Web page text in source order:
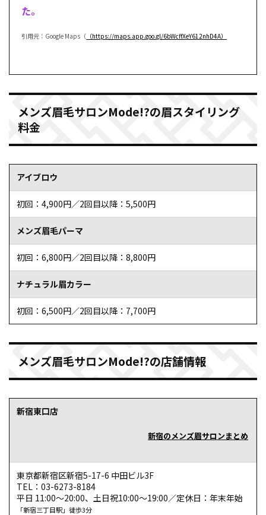
た。
引用元：Google Maps（ （https://maps.app.goo.gl/6bWcffXeY612nhD4A）
メンズ眉毛サロンMode!?の眉スタイリング
料金
アイブロウ
初回：4,900円／2回目以降：5,500円
メンズ眉毛パーマ
初回：6,800円／2回目以降：8,800円
ナチュラル眉カラー
初回：6,500円／2回目以降：7,700円
メンズ眉毛サロンMode!?の店舗情報
新宿東口店
新宿のメンズ眉サロンまとめ
東京都新宿区新宿5-17-6 中田ビル3F
TEL：03-6273-8184
平日 11:00～20:00、土日祝10:00～19:00／定休日：年末年始
「新宿三丁目駅」徒歩3分